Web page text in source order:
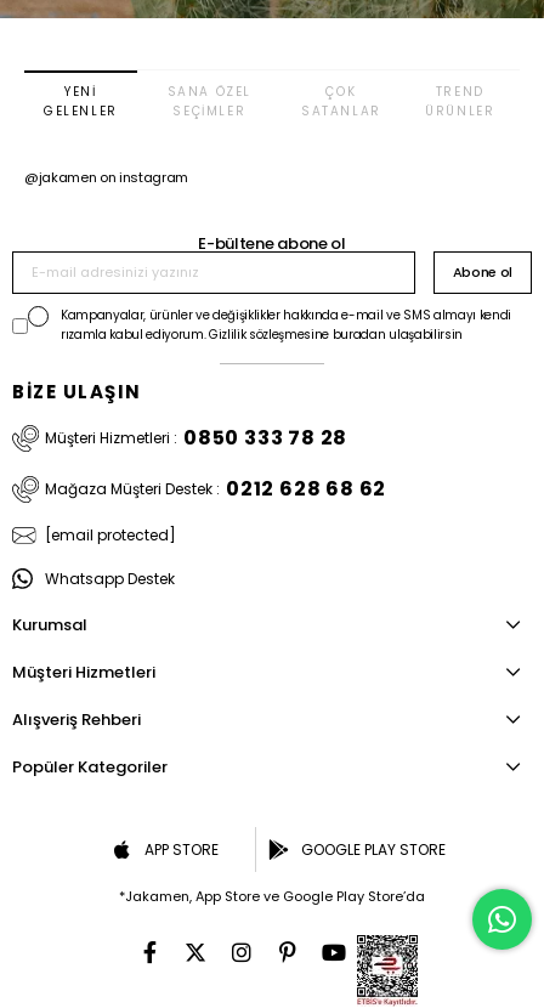
YENI
GELENLER
SANA ÖZEL
SEÇIMLER
ÇOK
SATANLAR
TREND
ÜRÜNLER
@jakamen on instagram
E-bültene abone ol
Abone ol
Kampanyalar, ürünler ve değişiklikler hakkında e-mail ve SMS almayı kendi
rızamla kabul ediyorum. Gizlilik sözleşmesine buradan ulaşabilirsin
BİZE ULAŞIN
Müşteri Hizmetleri : 0850 333 78 28
Mağaza Müşteri Destek : 0212 628 68 62
[email protected]
Whatsapp Destek
Kurumsal
Müşteri Hizmetleri
Alışveriş Rehberi
Popüler Kategoriler
APP STORE GOOGLE PLAY STORE
*Jakamen, App Store ve Google Play Store’da